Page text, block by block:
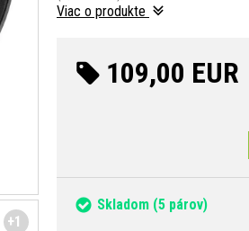
Viac o produkte
109,00 EUR
Skladom (5 párov)
+1